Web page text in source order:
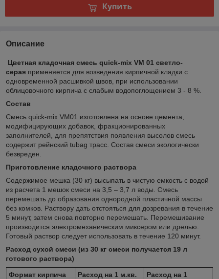
Купить
Описание
Цветная кладочная смесь quick-mix VM 01 светло-
серая применяется для возведения кирпичной кладки с
одновременной расшивкой швов, при использовании
облицовочного кирпича c слабым водопоглощением 3 - 8 %.
Состав
Смесь quick-mix VM01 изготовлена на основе цемента,
модифицирующих добавок, фракционированных
заполнителей, для препятствия появления высолов смесь
содержит рейнский tubag трасс. Состав смеси экологически
безвреден.
Приготовление кладочного раствора
Содержимое мешка (30 кг) высыпать в чистую емкость с водой
из расчета 1 мешок смеси на 3,5 – 3,7 л воды. Смесь
перемешать до образования однородной пластичной массы
без комков. Раствору дать отстояться для дозревания в течение
5 минут, затем снова повторно перемешать. Перемешивание
производится электромеханическим миксером или дрелью.
Готовый раствор следует использовать в течение 120 минут.
Расход сухой смеси (из 30 кг смеси получается 19 л
готового раствора)
Формат кирпича Расход на 1 м.кв.
Расход на 1